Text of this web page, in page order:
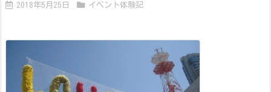
2018年5月25日 イベント体験記